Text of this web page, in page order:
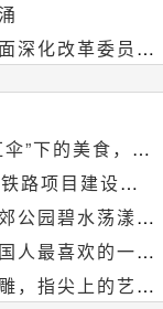
是民间实用美术
有机结合，更成
品东方美不可磨
深化改革委员会
”下的美食，绝
路项目建设加
公园碧水荡漾、
人最喜欢的一种
是民间实用美术
，指尖上的艺术